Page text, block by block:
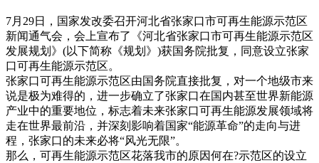
7月29日，国家发改委召开河北省张家口市可再生能源示范区
新闻通气会，会上宣布了《河北省张家口市可再生能源示范区
发展规划》(以下简称《规划》)获国务院批复，同意设立张家
口可再生能源示范区。
张家口可再生能源示范区由国务院直接批复，对一个地级市来
说是极为难得的，进一步确立了张家口在国内甚至世界新能源
产业中的重要地位，标志着未来张家口可再生能源发展领域将
走在世界最前沿，并深刻影响着国家“能源革命”的走向与进
程，张家口的未来必将“风光无限”。
那么，可再生能源示范区花落我市的原因何在?示范区的设立